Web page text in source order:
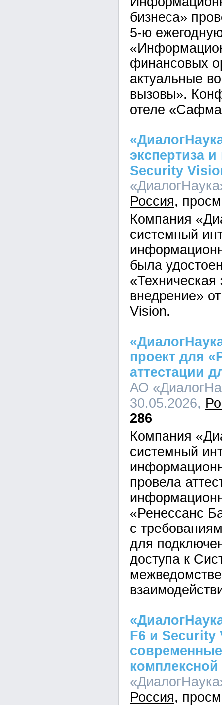
бизнеса»
5-ю
финансовых
актуальные
вызовы».
отеле
экспертиза
Security
Россия
Компания
системный
была
«Техническая
внедрение»
Vision.
проект для
аттестации
АО
30.05.2026,
286
Компания
системный
провела
«Ренессанс
с
для
доступа к
F6 и Security
Россия